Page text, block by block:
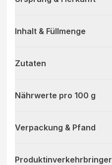
Inhalt & Füllmenge
Zutaten
Nährwerte pro 100 g
Verpackung & Pfand
Produktinverkehrbringer